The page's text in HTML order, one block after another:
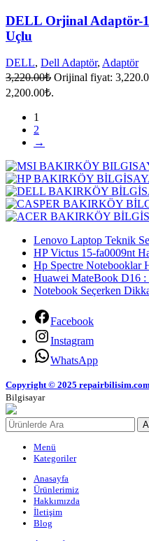
DELL Orjinal Adaptör-
Uçlu
DELL, Dell Adaptör, Adaptör
3,220.00₺ Orijinal fiyat:
2,200.00₺.
1
2
→
Lenovo Laptop Teknik
HP Victus 15-fa0009nt
Hp Spectre Notebooklar
Huawei MateBook D16
Notebook Seçerken
Facebook
Instagram
WhatsApp
Copyright © 2025 repairbilisim.com
Bilgisayar
Menü
Kategoriler
Anasayfa
Ürünlerimiz
Hakkımızda
İletişim
Blog